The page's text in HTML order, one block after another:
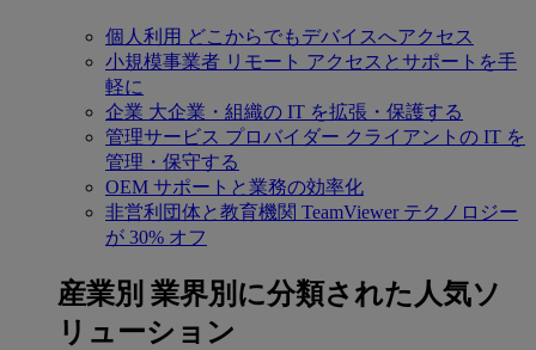
個人利用 どこからでもデバイスへアクセス
小規模事業者 リモート アクセスとサポートを手
軽に
企業 大企業・組織の IT を拡張・保護する
管理サービス プロバイダー クライアントの IT を
管理・保守する
OEM サポートと業務の効率化
非営利団体と教育機関 TeamViewer テクノロジー
が 30% オフ
産業別 業界別に分類された人気ソ
リューション